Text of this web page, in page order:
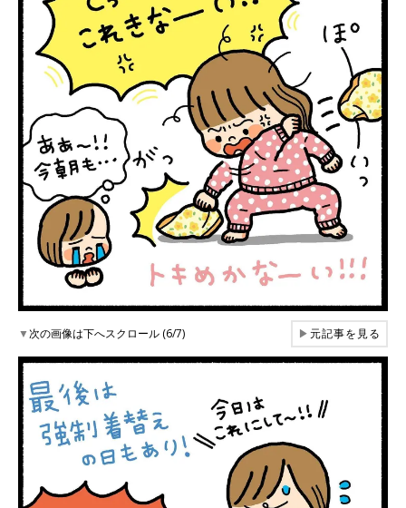
▼次の画像は下へスクロール (6/7) ▶元記事を見る